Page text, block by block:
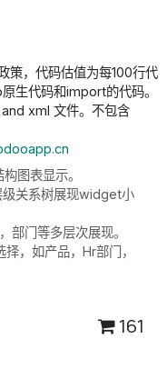
策，代码估值为每100行代
生代码和import的代码。
xml 文件。不包含
图表显示。
关系树展现widget小
部门等多层次展现。
，如产品，Hr部门，
161